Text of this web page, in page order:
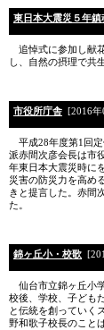
東日本大震災５年鎮
追悼式に参加し献
し、自然の摂理で共
市役所庁舎 [2016年
平成28年度第1回定
派赤間次彦会長は市
年東日本大震災時に
災害の防災力を高め
きと提言した。赤間
た。
錦ヶ丘小・校歌
仙台市立錦ヶ丘小
校後、学校、子ども
と伝統を創っていく
野和歌子校長のこ